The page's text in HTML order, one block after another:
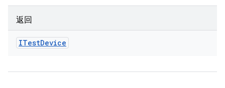
返回
ITestDevice